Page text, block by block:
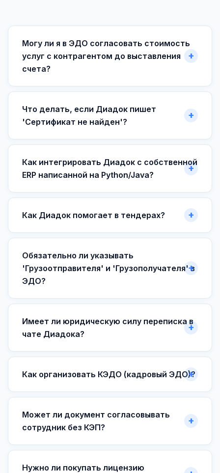
Могу ли я в ЭДО согласовать стоимость
услуг с контрагентом до выставления
счета?
Что делать, если Диадок пишет
'Сертификат не найден'?
Как интегрировать Диадок с собственной
ERP написанной на Python/Java?
Как Диадок помогает в тендерах?
Обязательно ли указывать
'Грузоотправителя' и 'Грузополучателя' в
ЭДО?
Имеет ли юридическую силу переписка в
чате Диадока?
Как организовать КЭДО (кадровый ЭДО)?
Может ли документ согласовывать
сотрудник без КЭП?
Нужно ли покупать лицензию